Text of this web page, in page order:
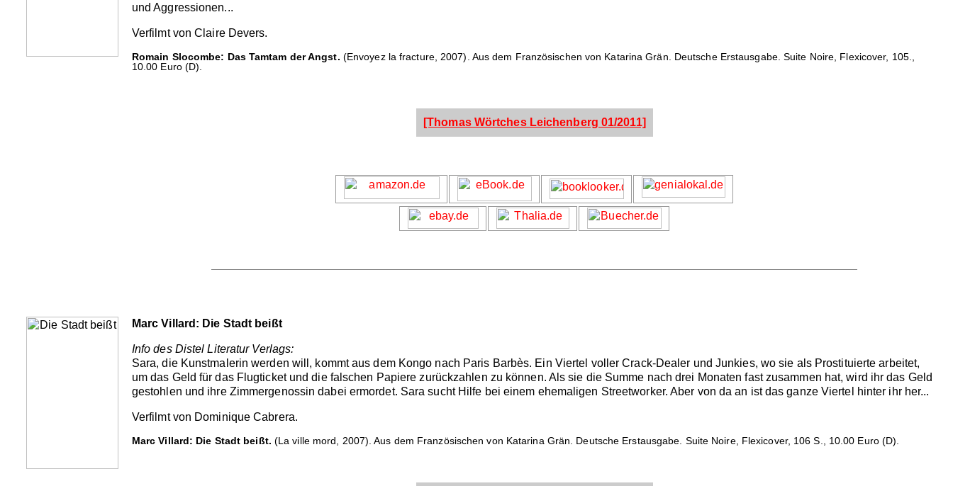
und Aggressionen...
Verfilmt von Claire Devers.
Romain Slocombe: Das Tamtam der Angst. (Envoyez la fracture, 2007). Aus dem Französischen von Katarina Grän. Deutsche Erstausgabe. Suite Noire, Flexicover, 105.,
10.00 Euro (D).
[Thomas Wörtches Leichenberg 01/2011]
Marc Villard: Die Stadt beißt
Info des Distel Literatur Verlags:
Sara, die Kunstmalerin werden will, kommt aus dem Kongo nach Paris Barbès. Ein Viertel voller Crack-Dealer und Junkies, wo sie als Prostituierte arbeitet,
um das Geld für das Flugticket und die falschen Papiere zurückzahlen zu können. Als sie die Summe nach drei Monaten fast zusammen hat, wird ihr das Geld
gestohlen und ihre Zimmergenossin dabei ermordet. Sara sucht Hilfe bei einem ehemaligen Streetworker. Aber von da an ist das ganze Viertel hinter ihr her...
Verfilmt von Dominique Cabrera.
Marc Villard: Die Stadt beißt. (La ville mord, 2007). Aus dem Französischen von Katarina Grän. Deutsche Erstausgabe. Suite Noire, Flexicover, 106 S., 10.00 Euro (D).